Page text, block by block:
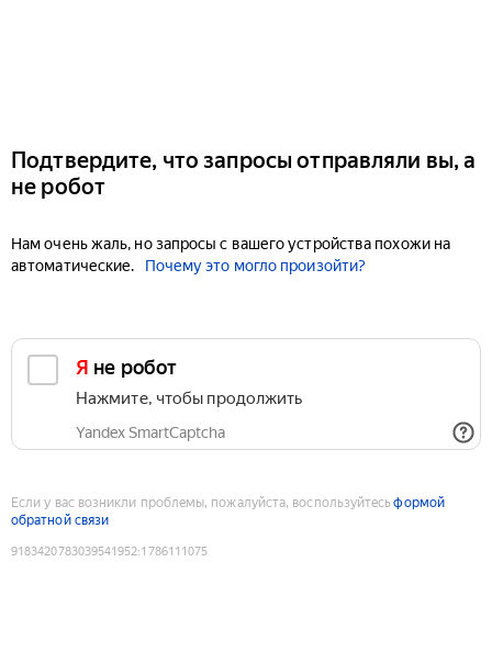
Подтвердите, что запросы отправляли вы, а
не робот
Нам очень жаль, но запросы с вашего устройства похожи на
автоматические.
Почему это могло произойти?
Я не робот
Нажмите, чтобы продолжить
Yandex SmartCaptcha
Если у вас возникли проблемы, пожалуйста, воспользуйтесьформой
обратной связи
9183420783039541952:1786111075